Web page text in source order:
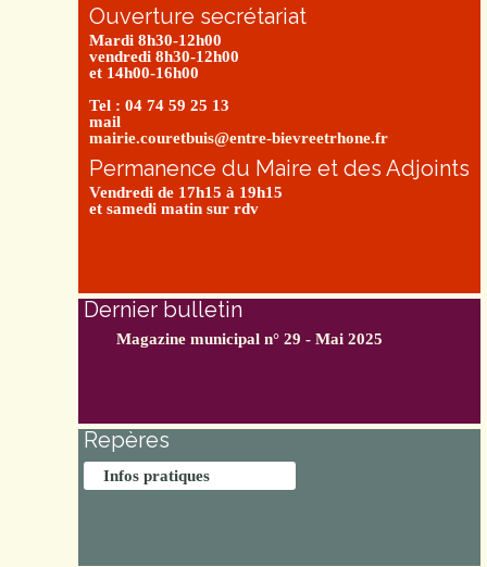
Ouverture secrétariat
Mardi 8h30-12h00
vendredi 8h30-12h00
et 14h00-16h00
Tel : 04 74 59 25 13
mail
mairie.couretbuis@entre-bievreetrhone.fr
Permanence du Maire et des Adjoints
Vendredi de 17h15 à 19h15
et samedi matin sur rdv
Dernier bulletin
Magazine municipal n° 29 - Mai 2025
Repères
Infos pratiques